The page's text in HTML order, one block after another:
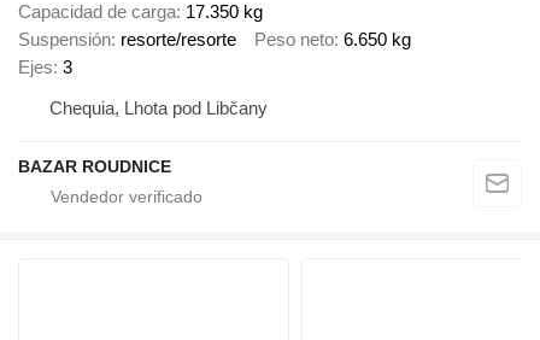
Capacidad de carga 17.350 kg
Suspensión resorte/resorte Peso neto 6.650 kg
Ejes 3
Chequia, Lhota pod Libčany
BAZAR ROUDNICE